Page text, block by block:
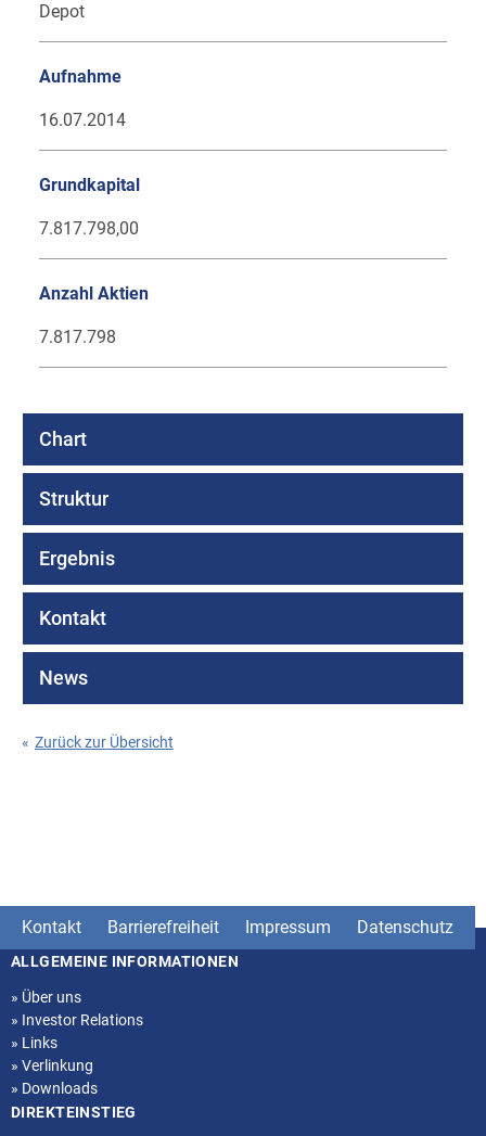
Depot
Aufnahme
16.07.2014
Grundkapital
7.817.798,00
Anzahl Aktien
7.817.798
Chart
Struktur
Ergebnis
Kontakt
News
« Zurück zur Übersicht
Kontakt Barrierefreiheit Impressum Datenschutz
Seitenstruktur
ALLGEMEINE INFORMATIONEN
» Über uns
» Investor Relations
» Links
» Verlinkung
» Downloads
DIREKTEINSTIEG